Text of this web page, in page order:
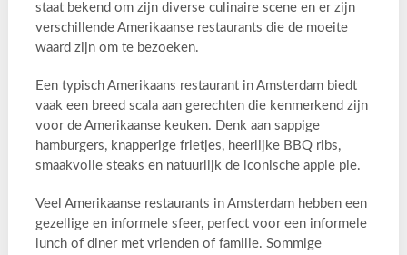
staat bekend om zijn diverse culinaire scene en er zijn
verschillende Amerikaanse restaurants die de moeite
waard zijn om te bezoeken.
Een typisch Amerikaans restaurant in Amsterdam biedt
vaak een breed scala aan gerechten die kenmerkend zijn
voor de Amerikaanse keuken. Denk aan sappige
hamburgers, knapperige frietjes, heerlijke BBQ ribs,
smaakvolle steaks en natuurlijk de iconische apple pie.
Veel Amerikaanse restaurants in Amsterdam hebben een
gezellige en informele sfeer, perfect voor een informele
lunch of diner met vrienden of familie. Sommige